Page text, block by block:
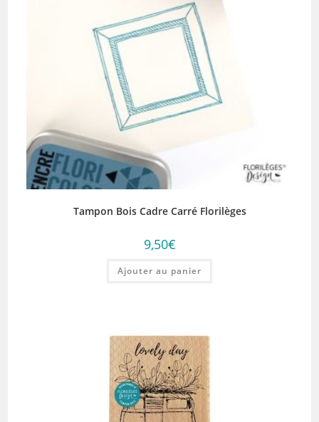
Tampon Bois Cadre Carré Florilèges
9,50€
Ajouter au panier